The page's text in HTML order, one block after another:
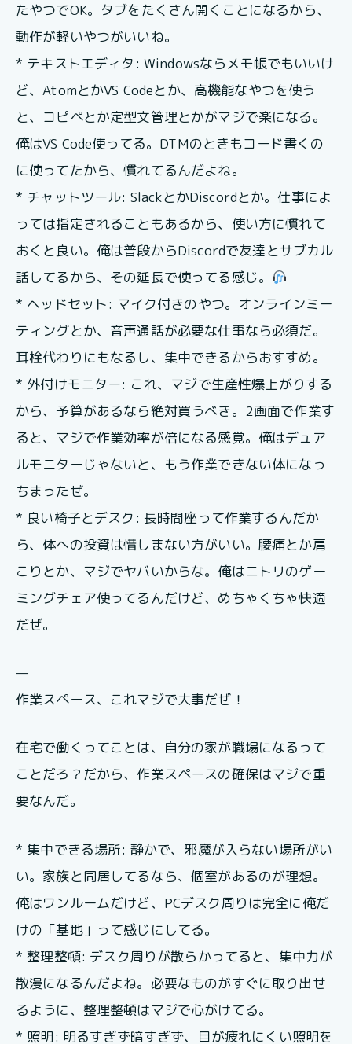
たやつでOK。タブをたくさん開くことになるから、
動作が軽いやつがいいね。
* テキストエディタ: Windowsならメモ帳でもいいけ
ど、AtomとかVS Codeとか、高機能なやつを使う
と、コピペとか定型文管理とかがマジで楽になる。
俺はVS Code使ってる。DTMのときもコード書くの
に使ってたから、慣れてるんだよね。
* チャットツール: SlackとかDiscordとか。仕事によ
っては指定されることもあるから、使い方に慣れて
おくと良い。俺は普段からDiscordで友達とサブカル
話してるから、その延長で使ってる感じ。
* ヘッドセット: マイク付きのやつ。オンラインミー
ティングとか、音声通話が必要な仕事なら必須だ。
耳栓代わりにもなるし、集中できるからおすすめ。
* 外付けモニター: これ、マジで生産性爆上がりする
から、予算があるなら絶対買うべき。2画面で作業す
ると、マジで作業効率が倍になる感覚。俺はデュア
ルモニターじゃないと、もう作業できない体になっ
ちまったぜ。
* 良い椅子とデスク: 長時間座って作業するんだか
ら、体への投資は惜しまない方がいい。腰痛とか肩
こりとか、マジでヤバいからな。俺はニトリのゲー
ミングチェア使ってるんだけど、めちゃくちゃ快適
だぜ。
—
作業スペース、これマジで大事だぜ！
在宅で働くってことは、自分の家が職場になるって
ことだろ？だから、作業スペースの確保はマジで重
要なんだ。
* 集中できる場所: 静かで、邪魔が入らない場所がい
い。家族と同居してるなら、個室があるのが理想。
俺はワンルームだけど、PCデスク周りは完全に俺だ
けの「基地」って感じにしてる。
* 整理整頓: デスク周りが散らかってると、集中力が
散漫になるんだよね。必要なものがすぐに取り出せ
るように、整理整頓はマジで心がけてる。
* 照明: 明るすぎず暗すぎず、目が疲れにくい照明を